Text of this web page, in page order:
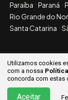
Utilizamos cookies
com a nossa
concorda com estas
Aceitar
Paraíba
Paraná
Rio Grande do
Santa Catarina
Sitemap:
A B C D E F
V W X Y Z